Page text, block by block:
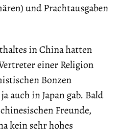
und Prachtausgaben
in China hatten
einer Religion
Bonzen
auch in Japan gab. Bald
Freunde,
kein sehr hohes